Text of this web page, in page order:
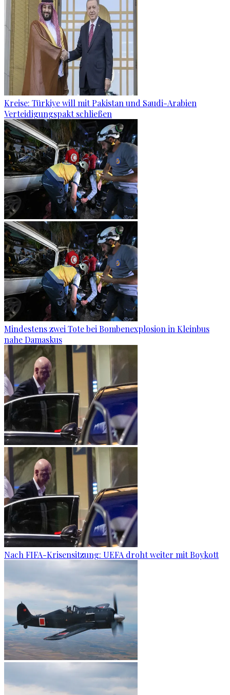
Kreise: Türkiye will mit Pakistan und Saudi-Arabien
Verteidigungspakt schließen
Mindestens zwei Tote bei Bombenexplosion in Kleinbus
nahe Damaskus
Nach FIFA-Krisensitzung: UEFA droht weiter mit Boykott